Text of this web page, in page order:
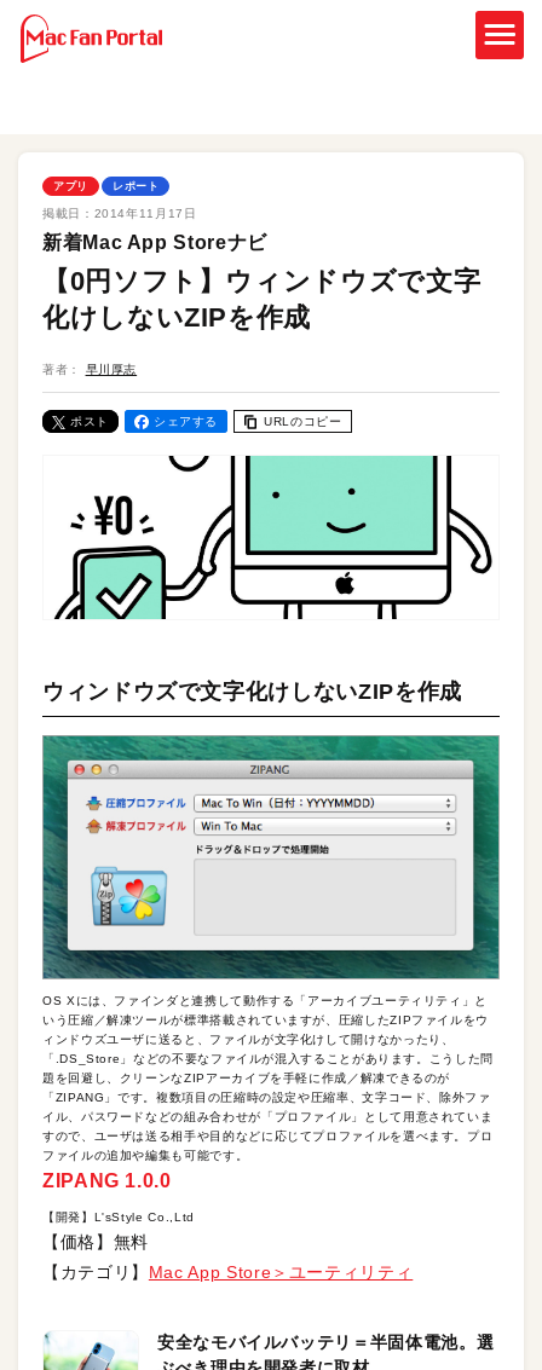
アプリ レポート
掲載日： 2014年11月17日
新着Mac App Storeナビ
【0円ソフト】ウィンドウズで文字
化けしないZIPを作成
著者： 早川厚志
ポスト シェアする URLのコピー
ウィンドウズで文字化けしないZIPを作成
OS Xには、ファインダと連携して動作する「アーカイブユーティリティ」と
いう圧縮／解凍ツールが標準搭載されていますが、圧縮したZIPファイルをウ
ィンドウズユーザに送ると、ファイルが文字化けして開けなかったり、
「.DS_Store」などの不要なファイルが混入することがあります。こうした問
題を回避し、クリーンなZIPアーカイブを手軽に作成／解凍できるのが
「ZIPANG」です。複数項目の圧縮時の設定や圧縮率、文字コード、除外ファ
イル、パスワードなどの組み合わせが「プロファイル」として用意されていま
すので、ユーザは送る相手や目的などに応じてプロファイルを選べます。プロ
ファイルの追加や編集も可能です。
ZIPANG 1.0.0
【開発】L'sStyle Co.,Ltd
【価格】無料
【カテゴリ】 Mac App Store＞ユーティリティ
安全なモバイルバッテリ＝半固体電池。選